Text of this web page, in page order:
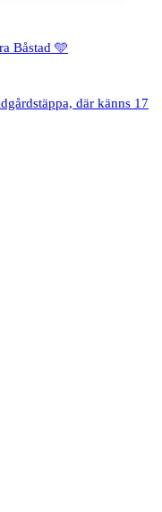
Båstad 🩵
där känns 17